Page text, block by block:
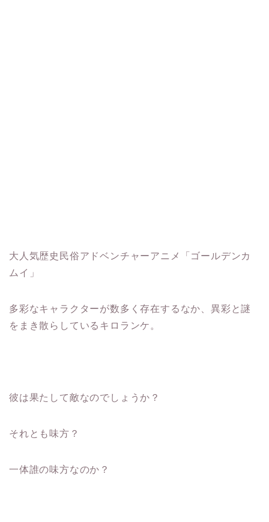
大人気歴史民俗アドベンチャーアニメ「ゴールデンカ
ムイ」
多彩なキャラクターが数多く存在するなか、異彩と謎
をまき散らしているキロランケ。
彼は果たして敵なのでしょうか？
それとも味方？
一体誰の味方なのか？